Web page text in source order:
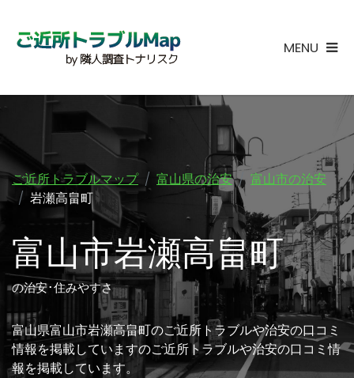
MENU
ご近所トラブルマップ 富山県の治安
富山市の治安
岩瀬高畠町
富山市岩瀬高畠町
の治安･住みやすさ
富山県富山市岩瀬高畠町のご近所トラブルや治安の口コミ
情報を掲載していますのご近所トラブルや治安の口コミ情
報を掲載しています。